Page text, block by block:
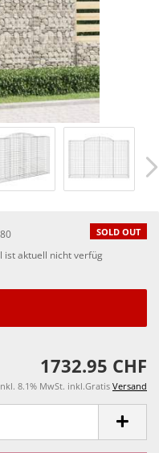
SOLD OUT
ist aktuell nicht verfüg
1732.95 CHF
8.1% MwSt. inkl.GratisVersand